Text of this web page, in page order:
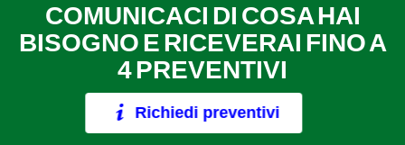
COMUNICACI DI COSA HAI
BISOGNO E RICEVERAI FINO A
4 PREVENTIVI
Richiedi preventivi